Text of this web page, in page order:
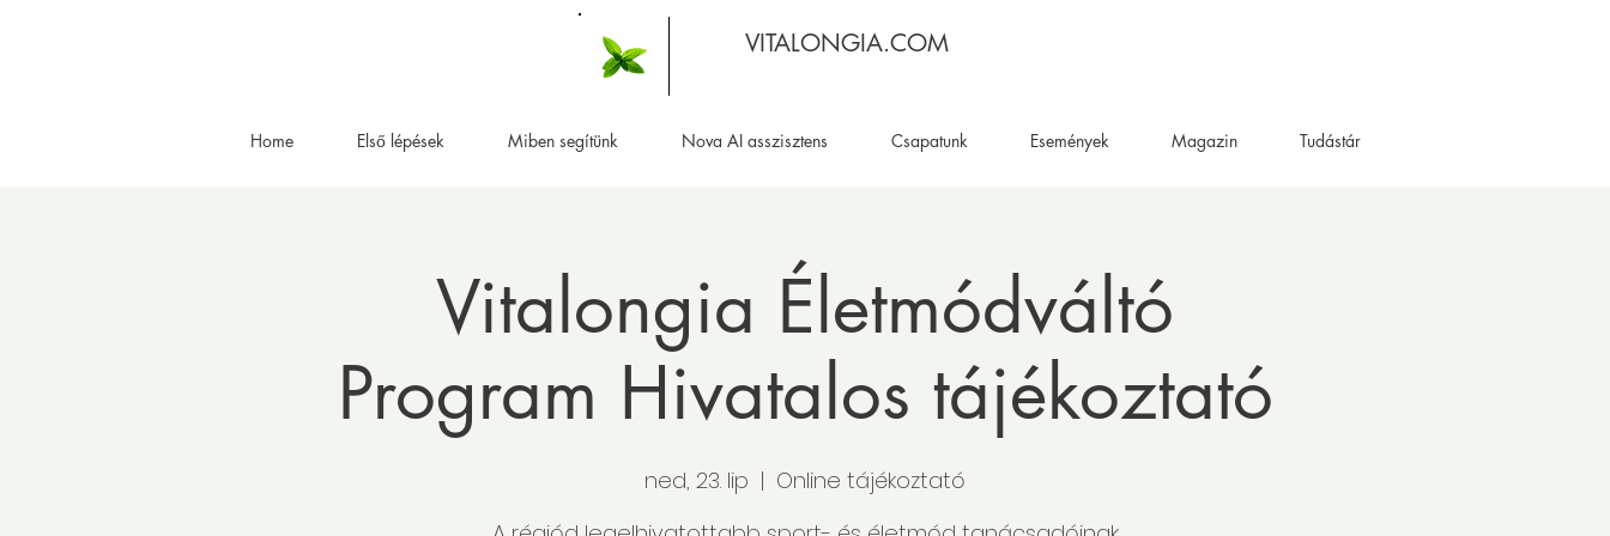
VITALONGIA.COM
Home Első lépések Miben segítünk Nova AI asszisztens Csapatunk Események Magazin Tudástár
Vitalongia Életmódváltó
Program Hivatalos tájékoztató
ned, 23. lip
  |
Online tájékoztató